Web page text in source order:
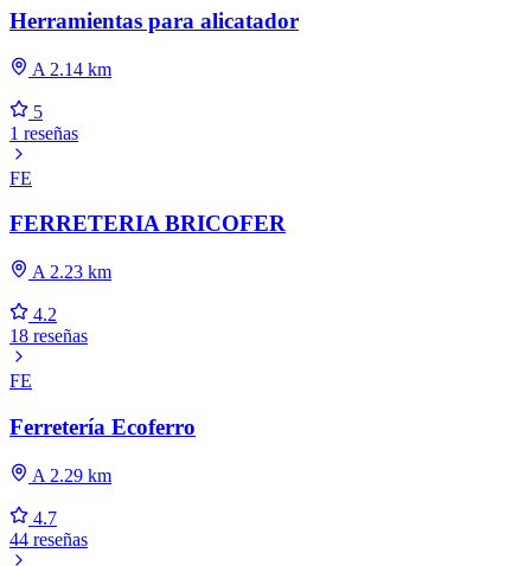
Herramientas para alicatador
A 2.14 km
5
1 reseñas
FE
FERRETERIA BRICOFER
A 2.23 km
4.2
18 reseñas
FE
Ferretería Ecoferro
A 2.29 km
4.7
44 reseñas